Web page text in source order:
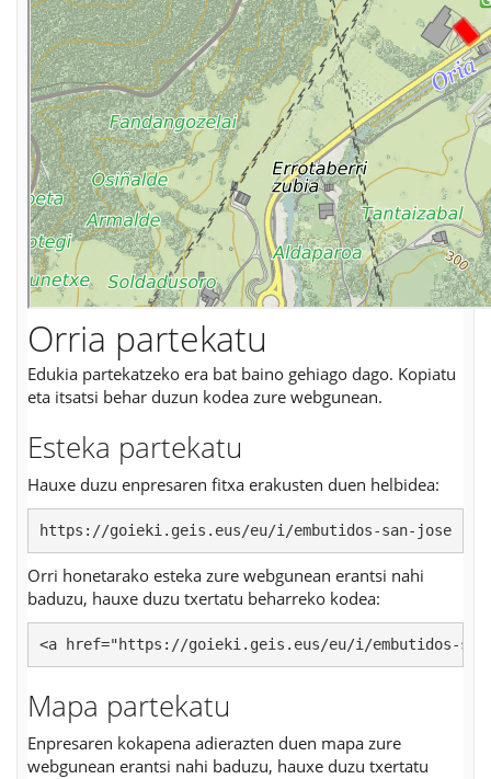
Orria partekatu
Edukia partekatzeko era bat baino gehiago dago. Kopiatu
eta itsatsi behar duzun kodea zure webgunean.
Esteka partekatu
Hauxe duzu enpresaren fitxa erakusten duen helbidea:
https://goieki.geis.eus/eu/i/embutidos-san-jose
Orri honetarako esteka zure webgunean erantsi nahi
baduzu, hauxe duzu txertatu beharreko kodea:
<a href="https://goieki.geis.eus/eu/i/embutidos-san-
Mapa partekatu
Enpresaren kokapena adierazten duen mapa zure
webgunean erantsi nahi baduzu, hauxe duzu txertatu